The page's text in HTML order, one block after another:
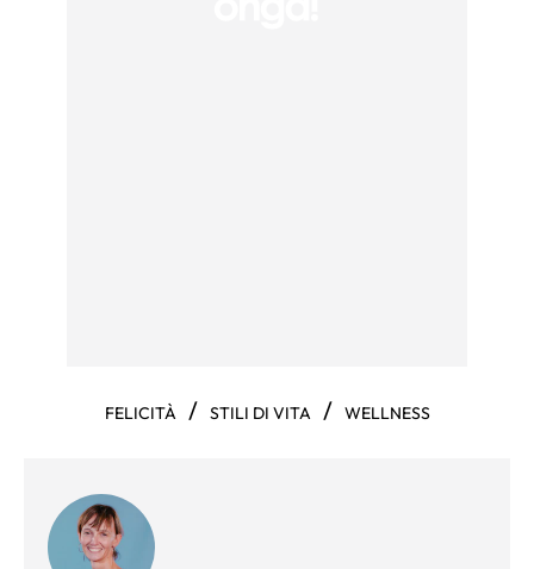
FELICITÀ / STILI DI VITA / WELLNESS